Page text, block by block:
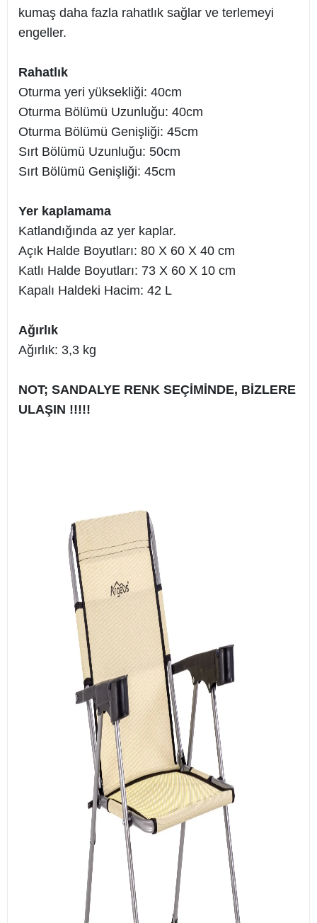
kumaş daha fazla rahatlık sağlar ve terlemeyi
engeller.
Rahatlık
Oturma yeri yüksekliği: 40cm
Oturma Bölümü Uzunluğu: 40cm
Oturma Bölümü Genişliği: 45cm
Sırt Bölümü Uzunluğu: 50cm
Sırt Bölümü Genişliği: 45cm
Yer kaplamama
Katlandığında az yer kaplar.
Açık Halde Boyutları: 80 X 60 X 40 cm
Katlı Halde Boyutları: 73 X 60 X 10 cm
Kapalı Haldeki Hacim: 42 L
Ağırlık
Ağırlık: 3,3 kg
NOT; SANDALYE RENK SEÇİMİNDE, BİZLERE
ULAŞIN !!!!!